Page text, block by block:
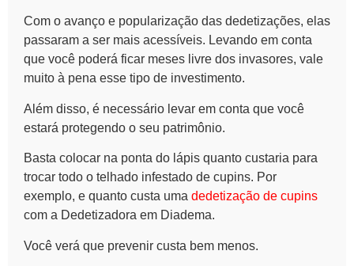
Com o avanço e popularização das dedetizações, elas
passaram a ser mais acessíveis. Levando em conta
que você poderá ficar meses livre dos invasores, vale
muito à pena esse tipo de investimento.
Além disso, é necessário levar em conta que você
estará protegendo o seu patrimônio.
Basta colocar na ponta do lápis quanto custaria para
trocar todo o telhado infestado de cupins. Por
exemplo, e quanto custa uma dedetização de cupins
com a Dedetizadora em Diadema.
Você verá que prevenir custa bem menos.